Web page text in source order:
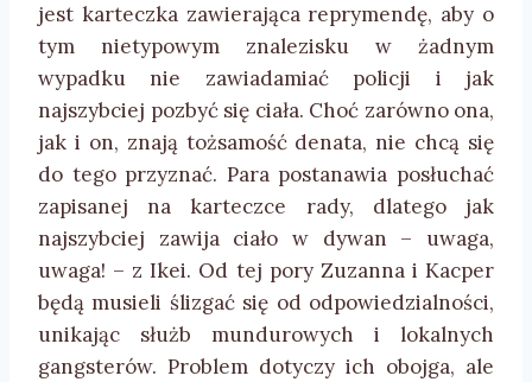
jest karteczka zawierająca reprymendę, aby o
tym nietypowym znalezisku w żadnym
wypadku nie zawiadamiać policji i jak
najszybciej pozbyć się ciała. Choć zarówno ona,
jak i on, znają tożsamość denata, nie chcą się
do tego przyznać. Para postanawia posłuchać
zapisanej na karteczce rady, dlatego jak
najszybciej zawija ciało w dywan – uwaga,
uwaga! – z Ikei. Od tej pory Zuzanna i Kacper
będą musieli ślizgać się od odpowiedzialności,
unikając służb mundurowych i lokalnych
gangsterów. Problem dotyczy ich obojga, ale